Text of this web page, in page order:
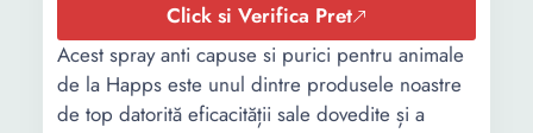
Click si Verifica Pret
Acest spray anti capuse si purici pentru animale
de la Happs este unul dintre produsele noastre
de top datorită eficacității sale dovedite și a